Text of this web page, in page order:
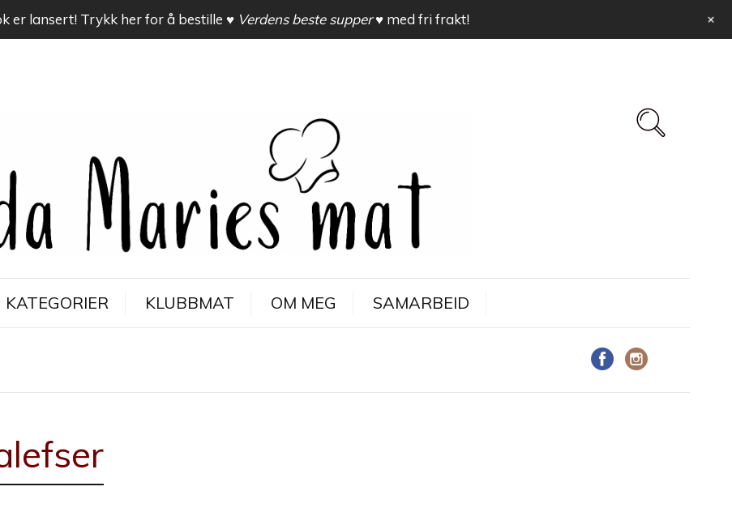
KATEGORIER KLUBBMAT OM MEG SAMARBEID
er lansert! Trykk her for å bestille ♥ Verdens beste supper ♥ med fri frakt! +